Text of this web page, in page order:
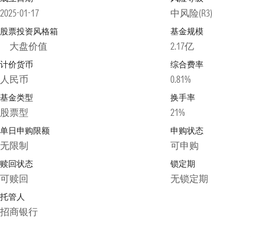
2025-01-17 中风险(R3)
股票投资风格箱
大盘价值
基金规模
2.17亿
计价货币
人民币
综合费率
0.81%
基金类型
股票型
换手率
21%
单日申购限额
无限制
申购状态
可申购
赎回状态
可赎回
锁定期
无锁定期
托管人
招商银行